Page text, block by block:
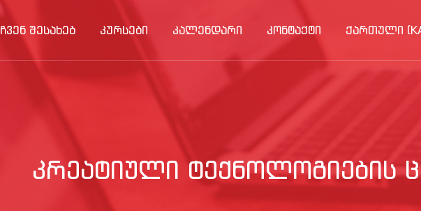
ᲩᲕᲔᲜ ᲨᲔᲡᲐᲮᲔᲑ ᲙᲣᲠᲡᲔᲑᲘ ᲙᲐᲚᲔᲜᲓᲐᲠᲘ ᲙᲝᲜᲢᲐᲥᲢᲘ ᲥᲐᲠᲗᲣᲚᲘ
ᲙᲠᲔᲐᲢᲘᲣᲚᲘ ᲢᲔᲥᲜᲝᲚᲝᲒᲘᲔᲑᲘᲡ